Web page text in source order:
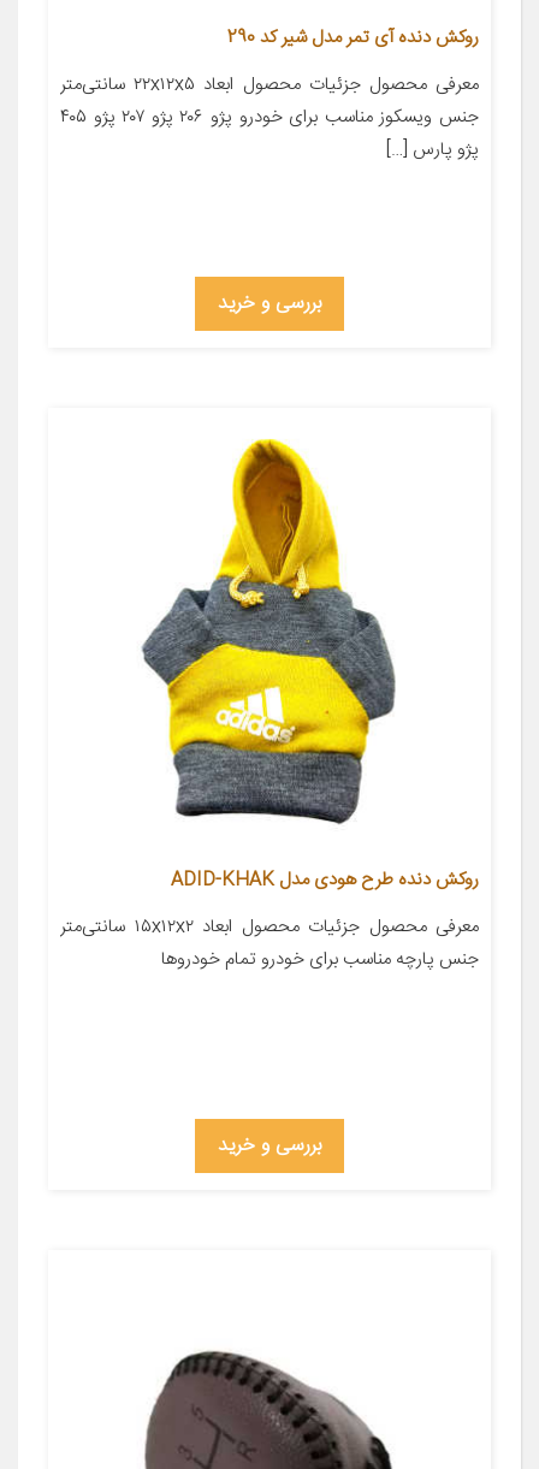
روکش دنده آی تمر مدل شیر کد 290
معرفی محصول جزئیات محصول ابعاد ۲۲x۱۲x۵ سانتی‌متر
جنس ویسکوز مناسب برای خودرو پژو ۲۰۶ پژو ۲۰۷ پژو ۴۰۵
پژو پارس […]
بررسی و خرید
روکش دنده طرح هودی مدل ADID-KHAK
معرفی محصول جزئیات محصول ابعاد ۱۵x۱۲x۲ سانتی‌متر
جنس پارچه مناسب برای خودرو تمام خودروها
بررسی و خرید